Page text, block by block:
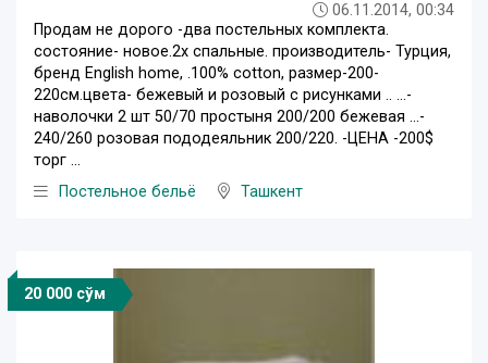
06.11.2014, 00:34
Продам не дорого -два постельных комплекта.
состояние- новое.2х спальные. производитель- Турция,
бренд English home, .100% сotton, размер-200-
220см.цвета- бежевый и розовый с рисунками .. ...-
наволочки 2 шт 50/70 простыня 200/200 бежевая ...-
240/260 розовая пододеяльник 200/220. -ЦЕНА -200$
торг ...
Постельное бельё
Ташкент
20 000 сўм